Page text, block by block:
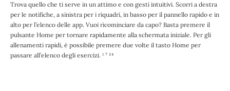
Trova quello che ti serve in un attimo e con gesti intuitivi. Scorri a destra
per le notifiche, a sinistra per i riquadri, in basso per il pannello rapido e in
alto per l’elenco delle app. Vuoi ricominciare da capo? Basta premere il
pulsante Home per tornare rapidamente alla schermata iniziale. Per gli
allenamenti rapidi, è possibile premere due volte il tasto Home per
passare all’elenco degli esercizi. ¹ ⁷ ²⁴